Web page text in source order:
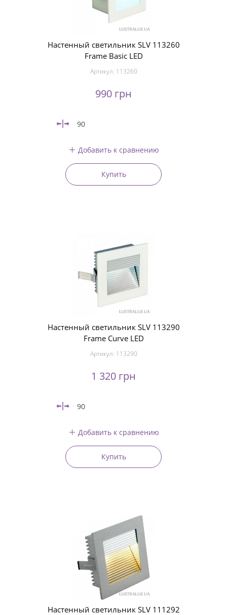
Настенный светильник SLV 113260
Frame Basic LED
Артикул: 113260
990 грн
90
Добавить к сравнению
Купить
Настенный светильник SLV 113290
Frame Curve LED
Артикул: 113290
1 320 грн
90
Добавить к сравнению
Купить
Настенный светильник SLV 111292